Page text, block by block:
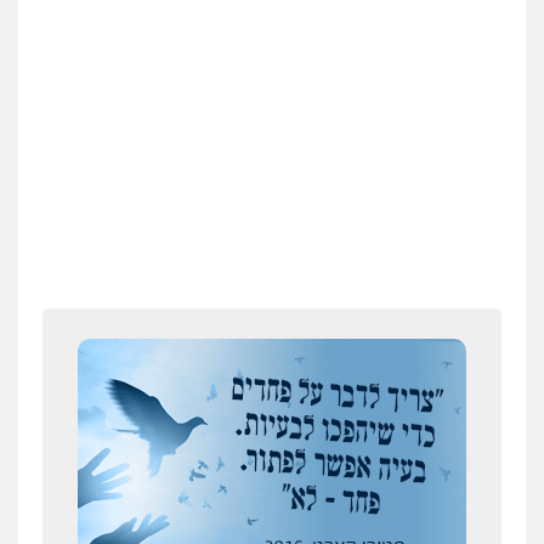
ניר קידר – צלם
צילום עורכי דין
0504578527
רונן הלל – מוניטין
מחיקת כתבות מגוגל ודחיקת אזכורים
שליליים
שירותים מקצועיים לעורכי דין